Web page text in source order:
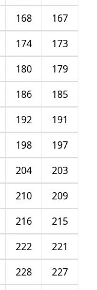
167
168
173
174
179
180
185
186
191
192
197
198
203
204
209
210
215
216
221
222
227
228